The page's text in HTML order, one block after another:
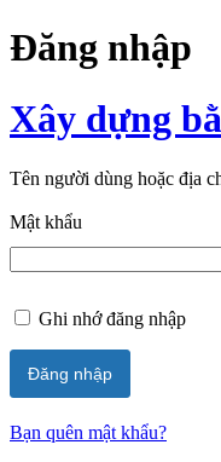
Đăng nhập
Xây dựng
Tên người dùng hoặc địa
Mật khẩu
Ghi nhớ đăng nhập
Bạn quên mật khẩu?